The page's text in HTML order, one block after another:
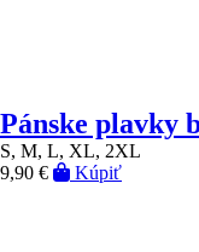
Pánske plavky
S, M, L, XL, 2XL
9,90 €
Kúpiť